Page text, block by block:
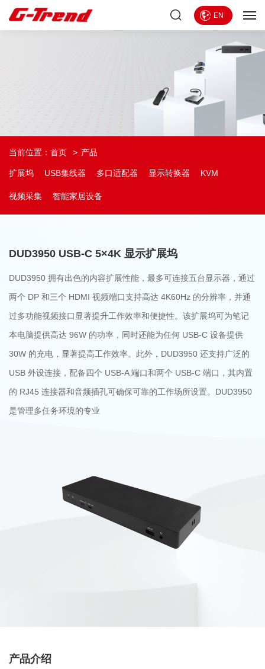
EN
当前位置： 首页 产品
扩展坞 USB集线器 多口适配器 显示转换器 KVM
视频采集 智能家居设备
DUD3950 USB-C 5×4K 显示扩展坞
DUD3950 拥有出色的内容扩展性能，最多可连接五台显示器，通过
两个 DP 和三个 HDMI 视频端口支持高达 4K60Hz 的分辨率，并通
过多功能视频接口显著提升工作效率和便捷性。该扩展坞可为笔记
本电脑提供高达 96W 的功率，同时还能为任何 USB-C 设备提供
30W 的充电，显著提高工作效率。此外，DUD3950 还支持广泛的
USB 外设连接，配备四个 USB-A 端口和两个 USB-C 端口，其内置
的 RJ45 连接器和音频插孔可确保可靠的工作场所设置。DUD3950
是管理多任务环境的专业
产品介绍